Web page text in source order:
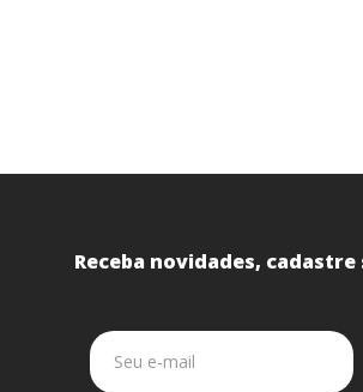
Receba novidades, cadastre